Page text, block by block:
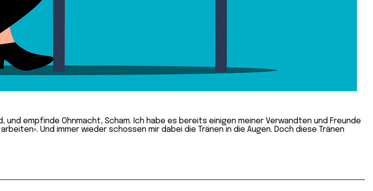
empfinde Ohnmacht, Scham. Ich habe es bereits einigen meiner Verwandten und Freunde
Und immer wieder schossen mir dabei die Tränen in die Augen. Doch diese Tränen